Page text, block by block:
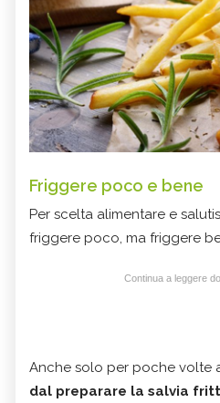
Friggere poco e bene
Per scelta alimentare e
friggere poco, ma friggere
Continua a leggere
Anche solo per poche volte
dal preparare la salvia